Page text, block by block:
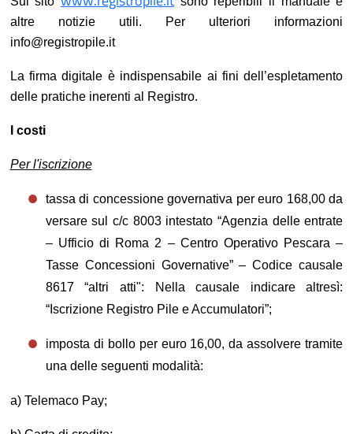
altre notizie utili. Per ulteriori informazioni
info@registropile.it
La firma digitale è indispensabile ai fini dell’espletamento
delle pratiche inerenti al Registro.
I costi
Per l'iscrizione
tassa di concessione governativa per euro 168,00 da
versare sul c/c 8003 intestato “Agenzia delle entrate
– Ufficio di Roma 2 – Centro Operativo Pescara –
Tasse Concessioni Governative” – Codice causale
8617 “altri atti": Nella causale indicare altresì:
“Iscrizione Registro Pile e Accumulatori”;
imposta di bollo per euro 16,00, da assolvere tramite
una delle seguenti modalità:
a) Telemaco Pay;